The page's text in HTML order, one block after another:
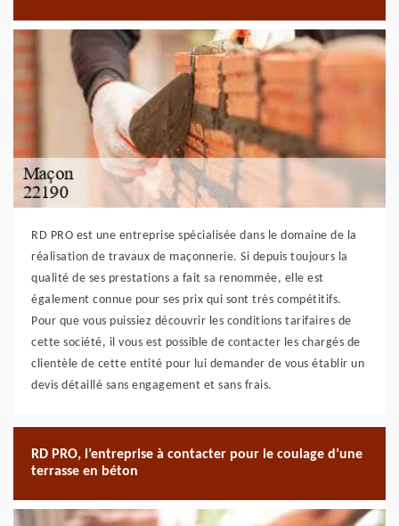
RD PRO est une entreprise spécialisée dans le domaine de la
réalisation de travaux de maçonnerie. Si depuis toujours la
qualité de ses prestations a fait sa renommée, elle est
également connue pour ses prix qui sont très compétitifs.
Pour que vous puissiez découvrir les conditions tarifaires de
cette société, il vous est possible de contacter les chargés de
clientèle de cette entité pour lui demander de vous établir un
devis détaillé sans engagement et sans frais.
RD PRO, l’entreprise à contacter pour le coulage d’une
terrasse en béton